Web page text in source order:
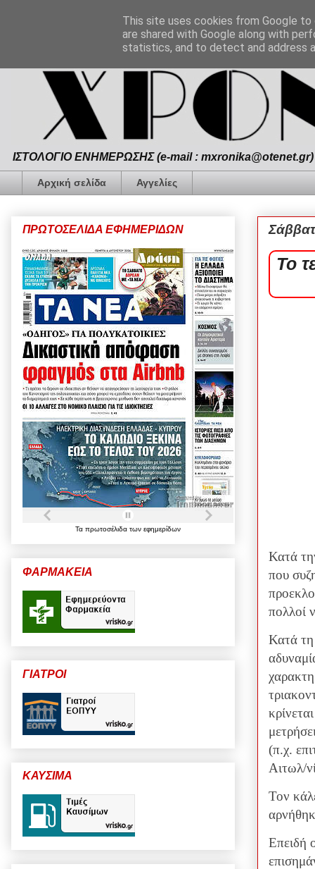
ΙΣΤΟΛΟΓΙΟ ΕΝΗΜΕΡΩΣΗΣ (e-mail :
Αρχική σελίδα Αγγελίες
Το
Κατά
που
πολλοί
Κατά τη
(π.χ.
Αιτωλ/
Τον
Επειδή
ΠΡΩΤΟΣΕΛΙΔΑ ΕΦΗΜΕΡΙΔΩΝ
Τα πρωτοσέλιδα των εφημερίδων
ΦΑΡΜΑΚΕΙΑ
ΓΙΑΤΡΟΙ
ΚΑΥΣΙΜΑ
This site uses cookies from Google
are shared with Google along with
statistics, and to detect and address